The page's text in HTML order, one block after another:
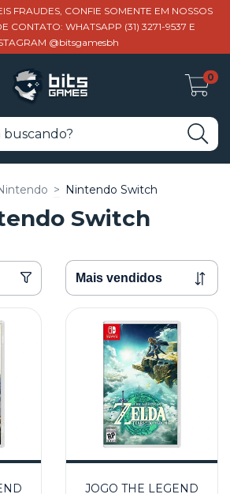
FRAUDES, CONFIE SOMENTE EM NOSSOS
CONTATO: WHATSAPP (31) 3271-9537 E
@bitsgamesbh
0
> Nintendo Switch
Switch
JOGO THE LEGEND